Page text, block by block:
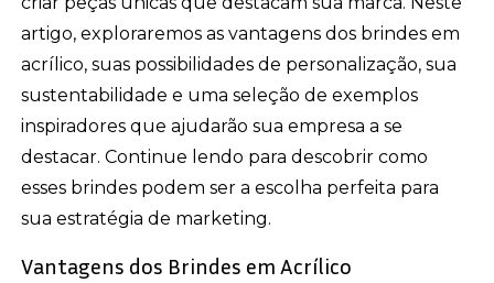
artigo, exploraremos as vantagens dos brindes em
acrílico, suas possibilidades de personalização, sua
sustentabilidade e uma seleção de exemplos
inspiradores que ajudarão sua empresa a se
destacar. Continue lendo para descobrir como
esses brindes podem ser a escolha perfeita para
sua estratégia de marketing.
Vantagens dos Brindes em Acrílico